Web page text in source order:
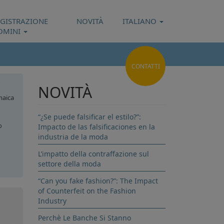
NOVITÀ ITALIANO
CONTATTI
NOVITÀ
“¿Se puede falsificar el estilo?”:
Impacto de las falsificaciones en la
industria de la moda
L’impatto della contraffazione sul
settore della moda
“Can you fake fashion?”: The Impact
of Counterfeit on the Fashion
Industry
Perchè Le Banche Si Stanno